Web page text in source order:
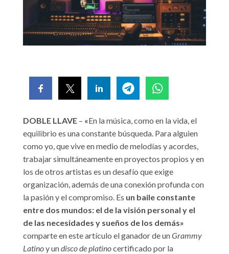
DOBLE LLAVE – «En la música, como en la vida, el
equilibrio es una constante búsqueda. Para alguien
como yo, que vive en medio de melodías y acordes,
trabajar simultáneamente en proyectos propios y en
los de otros artistas es un desafío que exige
organización, además de una conexión profunda con
la pasión y el compromiso. Es un baile constante
entre dos mundos: el de la visión personal y el
de las necesidades y sueños de los demás»
comparte en este artículo el ganador de unGrammy
Latinoy undisco de platinocertificado por la